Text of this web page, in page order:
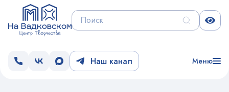
Наш канал Меню